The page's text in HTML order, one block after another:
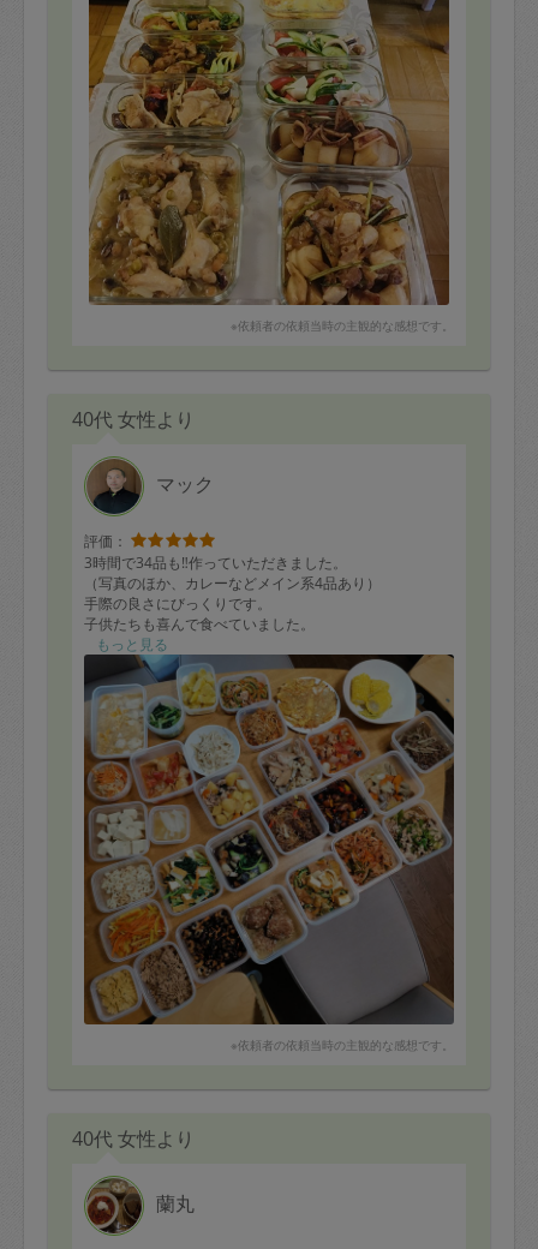
※依頼者の依頼当時の主観的な感想です。
40代 女性より
マック
評価：
3時間で34品も‼作っていただきました。
（写真のほか、カレーなどメイン系4品あり）
手際の良さにびっくりです。
子供たちも喜んで食べていました。
またどうぞよろしくお願いいたします。
もっと見る
※依頼者の依頼当時の主観的な感想です。
40代 女性より
蘭丸